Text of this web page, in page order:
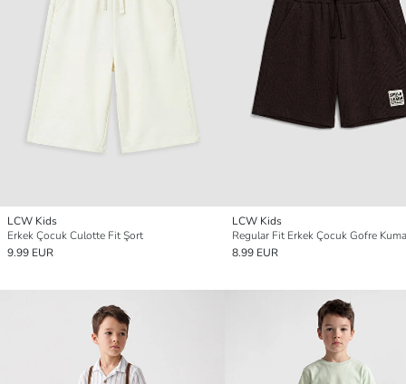
LCW Kids
Erkek Çocuk Culotte Fit Şort
9.99 EUR
LCW Kids
Regular Fit Erkek Çocuk Gofre
8.99 EUR